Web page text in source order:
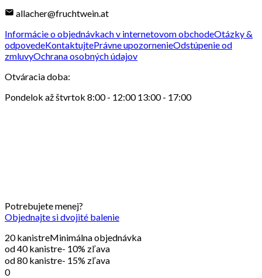
allacher@fruchtwein.at
Informácie o objednávkach v internetovom obchodeOtázky &
odpovedeKontaktujtePrávne upozornenieOdstúpenie od
zmluvyOchrana osobných údajov
Otváracia doba:
Pondelok až štvrtok 8:00 - 12:00 13:00 - 17:00
Potrebujete menej?
Objednajte si dvojité balenie
20 kanistreMinimálna objednávka
od 40 kanistre- 10% zľava
od 80 kanistre- 15% zľava
0